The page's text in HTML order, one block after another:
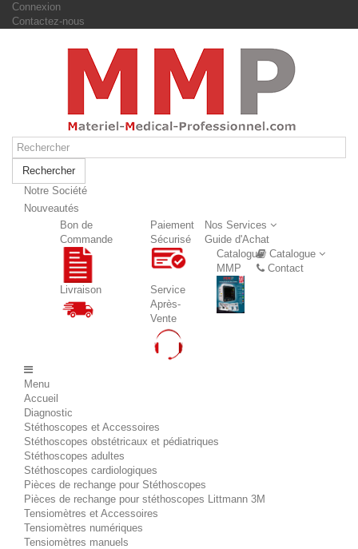
Connexion
Contactez-nous
Rechercher
Notre Société
Nouveautés
Nos Services
Bon de
Commande
Paiement
Sécurisé
Livraison
Service
Après-
Vente
Guide d'Achat
Catalogue
Catalogue
MMP
Contact
Menu
Accueil
Diagnostic
Stéthoscopes et Accessoires
Stéthoscopes obstétricaux et pédiatriques
Stéthoscopes adultes
Stéthoscopes cardiologiques
Pièces de rechange pour Stéthoscopes
Pièces de rechange pour stéthoscopes Littmann 3M
Tensiomètres et Accessoires
Tensiomètres numériques
Tensiomètres manuels